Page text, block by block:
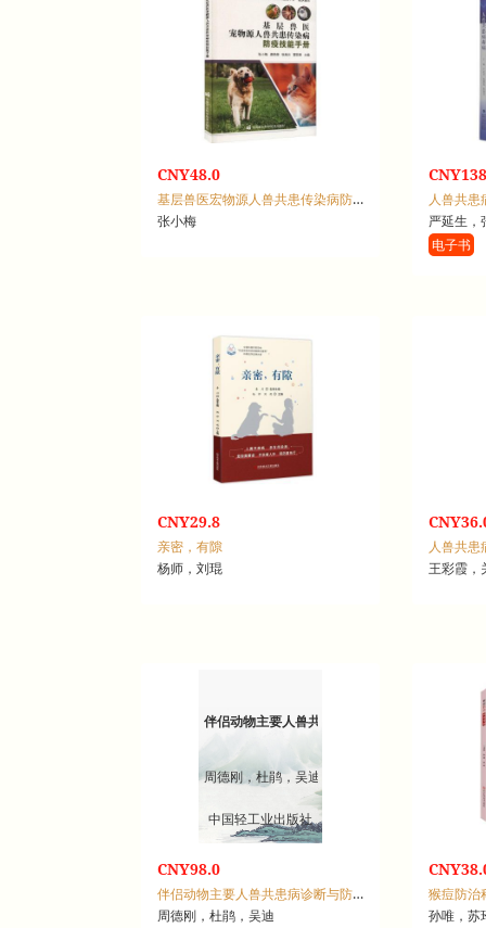
CNY48.0
基层兽医宏物源人兽共患传染病防疫技能手册
张小梅
人兽共患
严延生，
电子书
CNY29.8
亲密，有隙
杨师，刘琨
人兽共患
王彩霞，
伴侣动物主要人兽共患病诊断与防治技术手册
周德刚，杜鹃，吴迪
中国轻工业出版社
CNY98.0
伴侣动物主要人兽共患病诊断与防治技术手册
周德刚，杜鹃，吴迪
猴痘防治
孙唯，苏